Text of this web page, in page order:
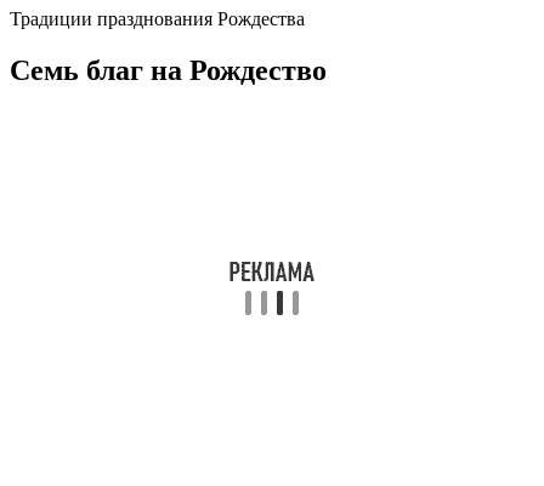
Традиции празднования Рождества
Семь благ на Рождество